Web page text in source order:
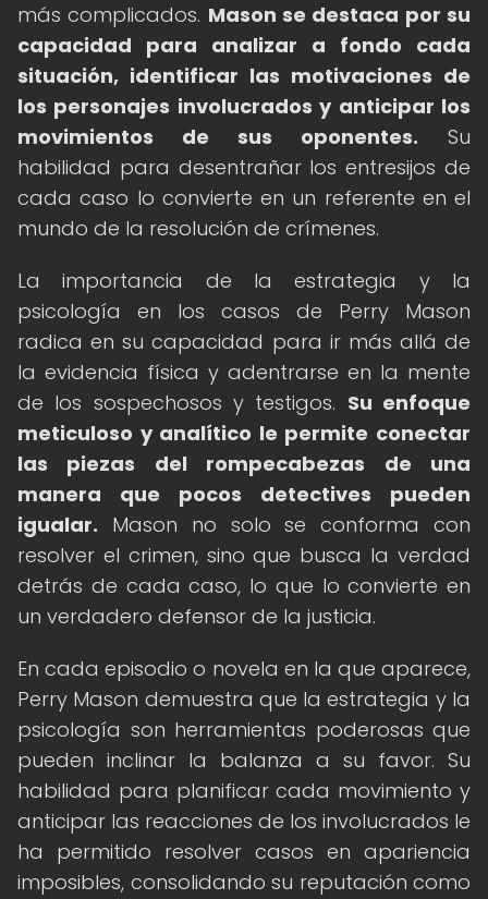
más complicados. Mason se destaca por su
capacidad para analizar a fondo cada
situación, identificar las motivaciones de
los personajes involucrados y anticipar los
movimientos de sus oponentes. Su
habilidad para desentrañar los entresijos de
cada caso lo convierte en un referente en el
mundo de la resolución de crímenes.
La importancia de la estrategia y la
psicología en los casos de Perry Mason
radica en su capacidad para ir más allá de
la evidencia física y adentrarse en la mente
de los sospechosos y testigos. Su enfoque
meticuloso y analítico le permite conectar
las piezas del rompecabezas de una
manera que pocos detectives pueden
igualar. Mason no solo se conforma con
resolver el crimen, sino que busca la verdad
detrás de cada caso, lo que lo convierte en
un verdadero defensor de la justicia.
En cada episodio o novela en la que aparece,
Perry Mason demuestra que la estrategia y la
psicología son herramientas poderosas que
pueden inclinar la balanza a su favor. Su
habilidad para planificar cada movimiento y
anticipar las reacciones de los involucrados le
ha permitido resolver casos en apariencia
imposibles, consolidando su reputación como